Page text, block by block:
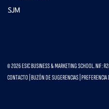
SJM
© 2026 ESIC BUSINESS & MARKETING SCHOOL. NIF:
CONTACTO BUZÓN DE SUGERENCIAS